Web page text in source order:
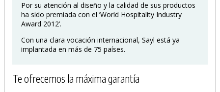
Por su atención al diseño y la calidad de sus productos
ha sido premiada con el ’World Hospitality Industry
Award 2012’.
Con una clara vocación internacional, Sayl está ya
implantada en más de 75 países.
Te ofrecemos la máxima garantía